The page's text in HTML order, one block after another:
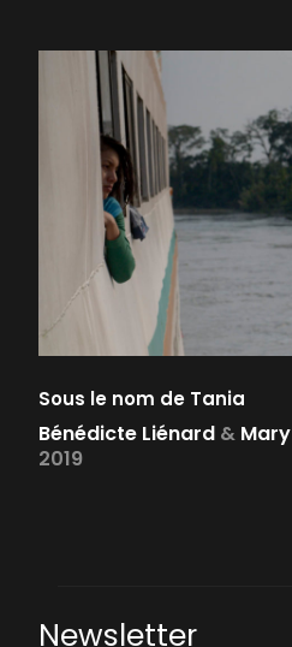
Sous le nom de Tania
Bénédicte Liénard &
2019
Newsletter